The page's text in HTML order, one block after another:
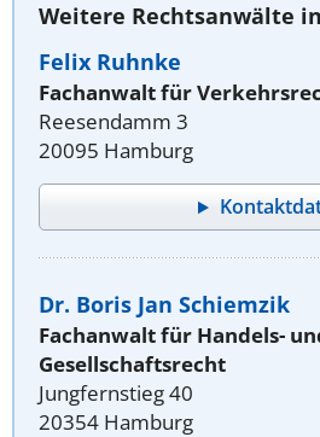
Weitere Rechtsanwälte
Felix Ruhnke
Fachanwalt für
Reesendamm 3
20095 Hamburg
Dr. Boris Jan Schiemzik
Fachanwalt für Handels-
Gesellschaftsrecht
Jungfernstieg 40
20354 Hamburg